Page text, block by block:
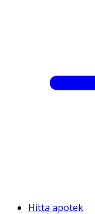
Hitta apotek